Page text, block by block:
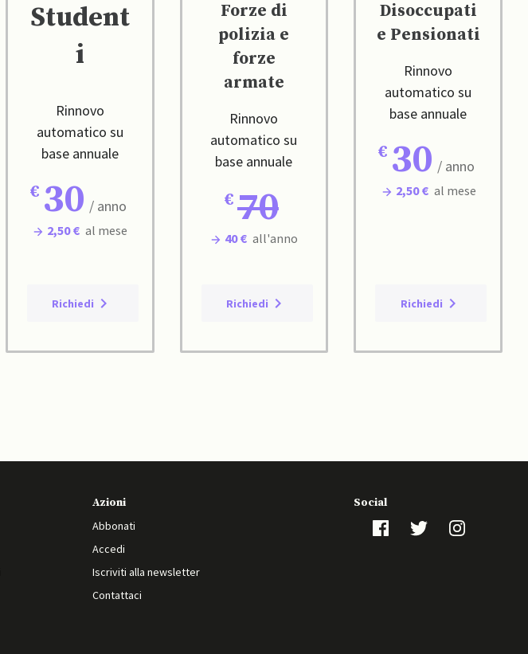
Student
i
Rinnovo
automatico su
base annuale
30 / anno
2,50 € al mese
Richiedi
Forze di
polizia e
forze
armate
Rinnovo
automatico su
base annuale
70
40 € all'anno
Richiedi
Disoccupati
e Pensionati
Rinnovo
automatico su
base annuale
30 / anno
2,50 € al mese
Richiedi
Azioni
Abbonati
Accedi
Iscriviti alla newsletter
Contattaci
Social